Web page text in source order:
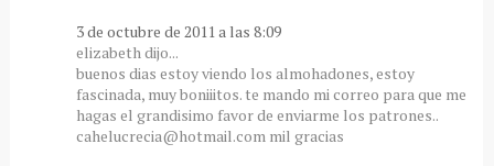
3 de octubre de 2011 a las 8:09
elizabeth dijo...
buenos dias estoy viendo los almohadones, estoy
fascinada, muy boniiitos. te mando mi correo para que me
hagas el grandisimo favor de enviarme los patrones..
cahelucrecia@hotmail.com mil gracias